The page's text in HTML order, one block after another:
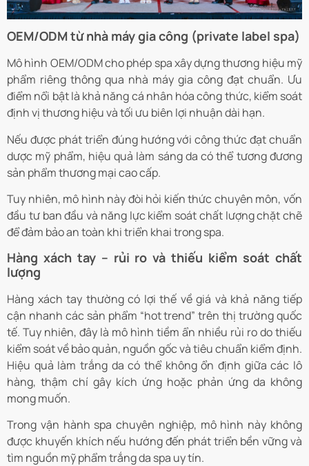
OEM/ODM từ nhà máy gia công (private label spa)
Mô hình OEM/ODM cho phép spa xây dựng thương hiệu mỹ
phẩm riêng thông qua nhà máy gia công đạt chuẩn. Ưu
điểm nổi bật là khả năng cá nhân hóa công thức, kiểm soát
định vị thương hiệu và tối ưu biên lợi nhuận dài hạn.
Nếu được phát triển đúng hướng với công thức đạt chuẩn
dược mỹ phẩm, hiệu quả làm sáng da có thể tương đương
sản phẩm thương mại cao cấp.
Tuy nhiên, mô hình này đòi hỏi kiến thức chuyên môn, vốn
đầu tư ban đầu và năng lực kiểm soát chất lượng chặt chẽ
để đảm bảo an toàn khi triển khai trong spa.
Hàng xách tay – rủi ro và thiếu kiểm soát chất
lượng
Hàng xách tay thường có lợi thế về giá và khả năng tiếp
cận nhanh các sản phẩm “hot trend” trên thị trường quốc
tế. Tuy nhiên, đây là mô hình tiềm ẩn nhiều rủi ro do thiếu
kiểm soát về bảo quản, nguồn gốc và tiêu chuẩn kiểm định.
Hiệu quả làm trắng da có thể không ổn định giữa các lô
hàng, thậm chí gây kích ứng hoặc phản ứng da không
mong muốn.
Trong vận hành spa chuyên nghiệp, mô hình này không
được khuyến khích nếu hướng đến phát triển bền vững và
tìm nguồn mỹ phẩm trắng da spa uy tín.